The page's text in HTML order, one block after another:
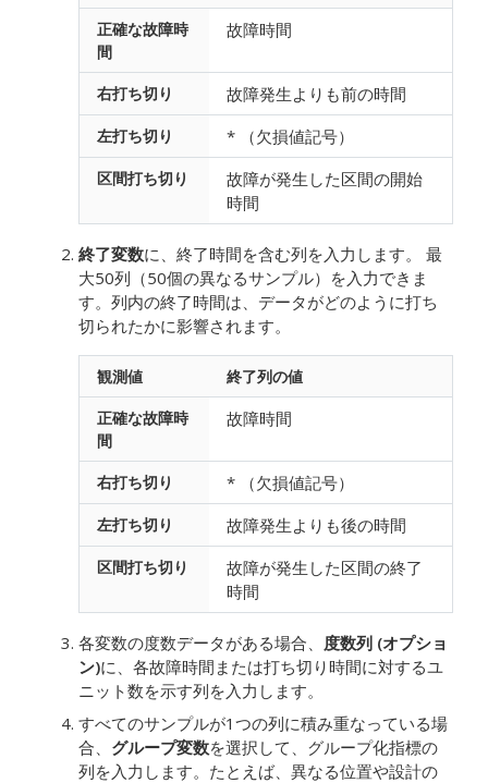
正確な故障時
間
故障時間
右打ち切り 故障発生よりも前の時間
左打ち切り * （欠損値記号）
区間打ち切り
故障が発生した区間の開始
時間
終了変数に、終了時間を含む列を入力します。
最
大50列（50個の異なるサンプル）を入力できま
す。列内の終了時間は、データがどのように打ち
切られたかに影響されます。
観測値
終了列の値
正確な故障時
間
故障時間
右打ち切り * （欠損値記号）
左打ち切り 故障発生よりも後の時間
区間打ち切り
故障が発生した区間の終了
時間
各変数の度数データがある場合、 度数列 (オプショ
ン)に、各故障時間または打ち切り時間に対するユ
ニット数を示す列を入力します。
すべてのサンプルが1つの列に積み重なっている場
合、 グループ変数を選択して、グループ化指標の
列を入力します。たとえば、異なる位置や設計の